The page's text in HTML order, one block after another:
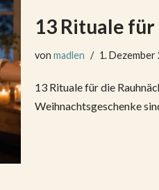
13 Rituale
von madlen 1. Dezember
13 Rituale für die
Weihnachtsgeschenke